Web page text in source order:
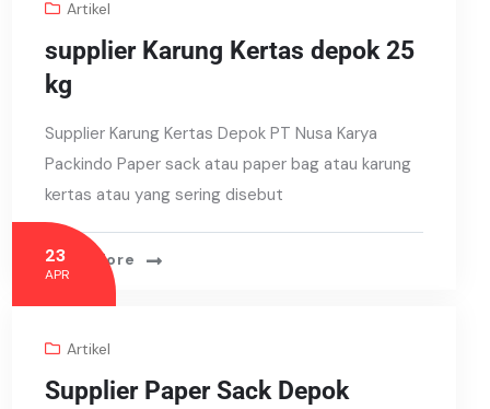
Artikel
supplier Karung Kertas depok 25
kg
Supplier Karung Kertas Depok PT Nusa Karya
Packindo Paper sack atau paper bag atau karung
kertas atau yang sering disebut
Read More
23
APR
Artikel
Supplier Paper Sack Depok